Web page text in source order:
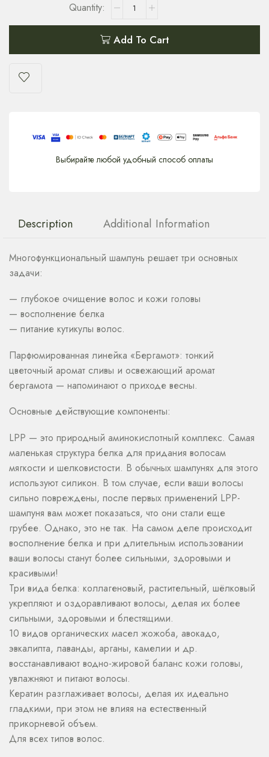
Add To Cart
Выбирайте любой удобный способ оплаты
Description Additional Information
Многофункциональный шампунь решает три основных
задачи:
— глубокое очищение волос и кожи головы
— восполнение белка
— питание кутикулы волос.
Парфюмированная линейка «Бергамот»: тонкий
цветочный аромат сливы и освежающий аромат
бергамота — напоминают о приходе весны.
Основные действующие компоненты:
LPP — это природный аминокислотный комплекс. Самая
маленькая структура белка для придания волосам
мягкости и шелковистости. В обычных шампунях для этого
используют силикон. В том случае, если ваши волосы
сильно повреждены, после первых применений LPP-
шампуня вам может показаться, что они стали еще
грубее. Однако, это не так. На самом деле происходит
восполнение белка и при длительным использовании
ваши волосы станут более сильными, здоровыми и
красивыми!
Три вида белка: коллагеновый, растительный, шёлковый
укрепляют и оздоравливают волосы, делая их более
сильными, здоровыми и блестящими.
10 видов органических масел жожоба, авокадо,
эвкалипта, лаванды, арганы, камелии и др.
восстанавливают водно-жировой баланс кожи головы,
увлажняют и питают волосы.
Кератин разглаживает волосы, делая их идеально
гладкими, при этом не влияя на естественный
прикорневой объем.
Для всех типов волос.